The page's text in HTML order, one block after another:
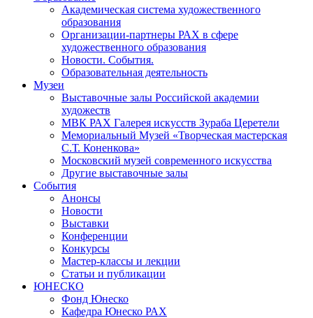
Академическая система художественного
образования
Организации-партнеры РАХ в сфере
художественного образования
Новости. События.
Образовательная деятельность
Музеи
Выставочные залы Российской академии
художеств
МВК РАХ Галерея искусств Зураба Церетели
Мемориальный Музей «Творческая мастерская
С.Т. Коненкова»
Московский музей современного искусства
Другие выставочные залы
События
Анонсы
Новости
Выставки
Конференции
Конкурсы
Мастер-классы и лекции
Статьи и публикации
ЮНЕСКО
Фонд Юнеско
Кафедра Юнеско РАХ